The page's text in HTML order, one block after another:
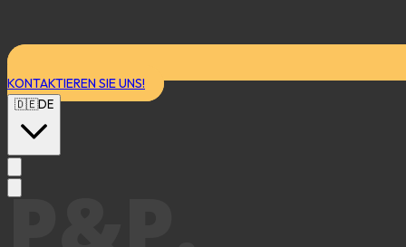
KONTAKTIEREN SIE UNS!
🇩🇪DE